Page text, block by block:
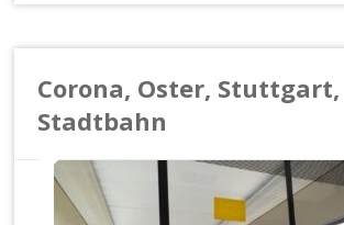
Corona, Oster, Stuttgart,
Stadtbahn